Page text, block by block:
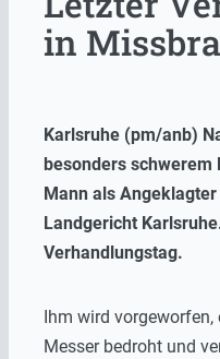
in
Karlsruhe (pm/anb)
besonders schwerem
Mann als
Landgericht
Verhandlungstag.
Ihm wird
Messer bedroht und